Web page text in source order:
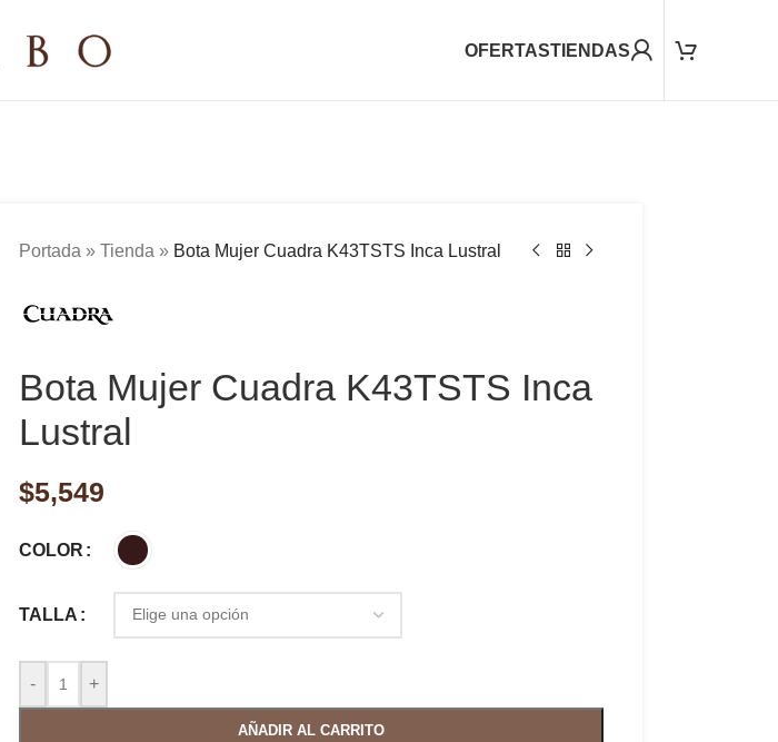
OFERTASTIENDAS
Portada » Tienda » Bota Mujer Cuadra K43TSTS Inca Lustral
Bota Mujer Cuadra K43TSTS Inca
Lustral
$5,549
COLOR
TALLA
- +
AÑADIR AL CARRITO